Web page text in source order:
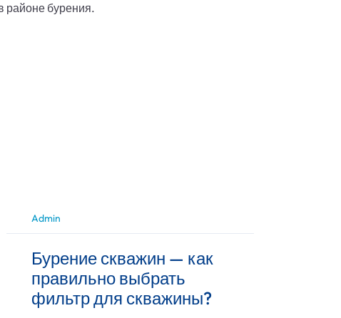
районе бурения.
Admin
Бурение скважин — как
правильно выбрать
фильтр для скважины?